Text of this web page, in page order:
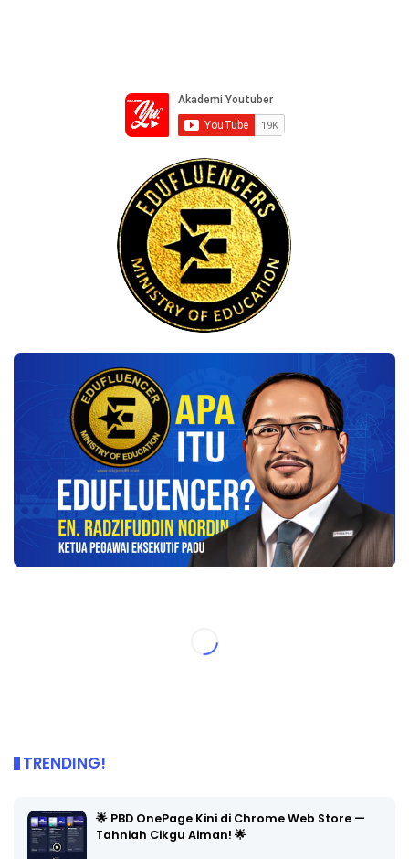
TRENDING!
🌟 PBD OnePage Kini di Chrome Web Store —
Tahniah Cikgu Aiman! 🌟